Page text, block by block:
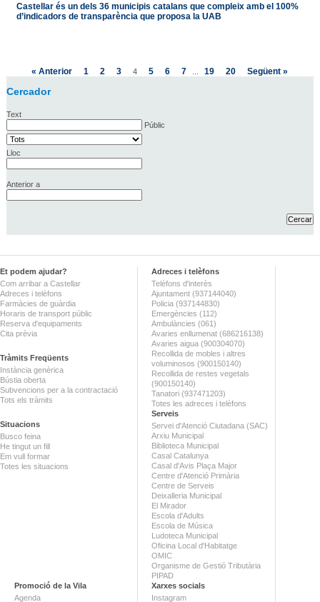
Castellar és un dels 36 municipis catalans que compleix amb el 100%
d’indicadors de transparència que proposa la UAB
« Anterior 1 2 3 4 5 6 7 19 20 Següent »
Cercador
Text
Públic
Lloc
Anterior a
Et podem ajudar?
Com arribar a Castellar
Adreces i telèfons
Farmàcies de guàrdia
Horaris de transport públic
Reserva d'equipaments
Cita prèvia
Tràmits Freqüents
Instància genèrica
Bústia oberta
Subvencions per a la contractació
Tots els tràmits
Situacions
Busco feina
He tingut un fill
Em vull formar
Totes les situacions
Adreces i telèfons
Telèfons d'interès
Ajuntament (937144040)
Policia (937144830)
Emergències (112)
Ambulàncies (061)
Avaries enllumenat (686216138)
Avaries aigua (900304070)
Recollida de mobles i altres
voluminosos (900150140)
Recollida de restes vegetals
(900150140)
Tanatori (937471203)
Totes les adreces i telèfons
Serveis
Servei d'Atenció Ciutadana (SAC)
Arxiu Municipal
Biblioteca Municipal
Casal Catalunya
Casal d'Avis Plaça Major
Centre d'Atenció Primària
Centre de Serveis
Deixalleria Municipal
El Mirador
Escola d'Adults
Escola de Música
Ludoteca Municipal
Oficina Local d'Habitatge
OMIC
Organisme de Gestió Tributària
PIPAD
Promoció de la Vila
Agenda
Xarxes socials
Instagram